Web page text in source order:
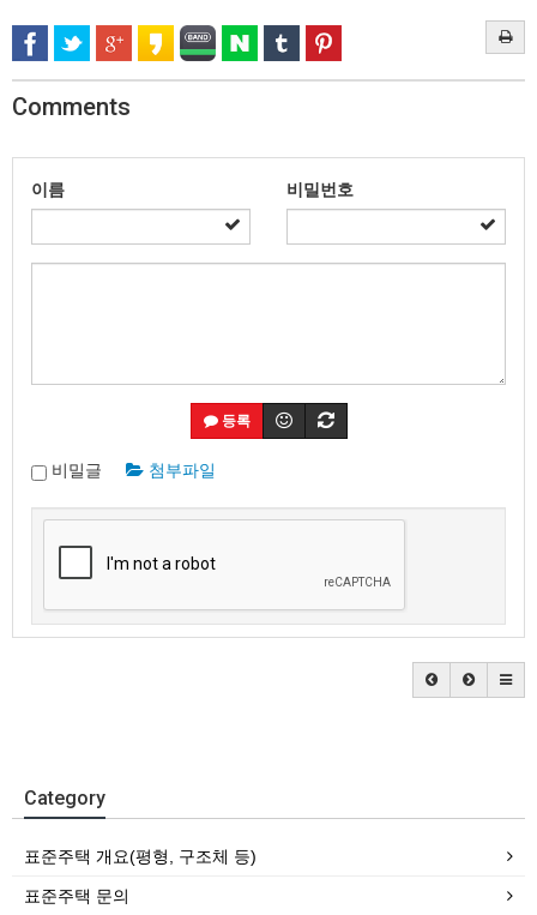
Comments
이름 비밀번호
등록
비밀글 첨부파일
Category
표준주택 개요(평형, 구조체 등)
표준주택 문의